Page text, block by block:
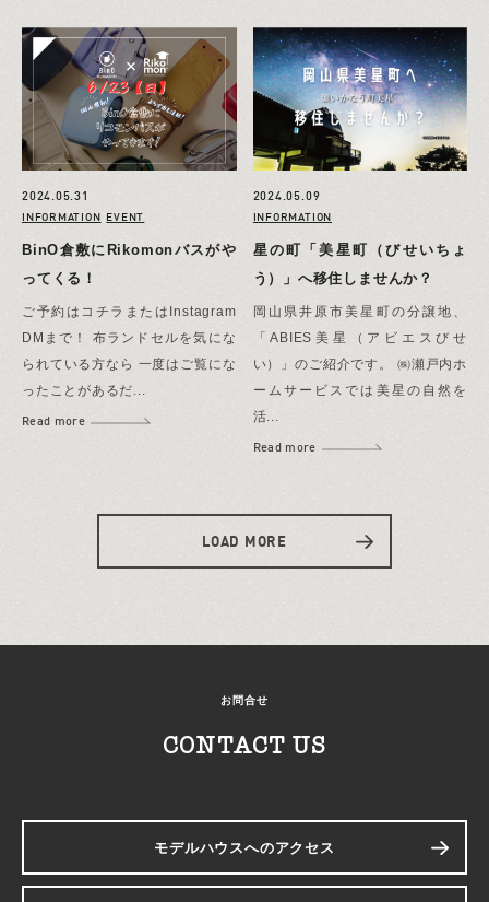
2024.05.31
INFORMATION EVENT
BinO倉敷にRikomonバスがや
ってくる！
ご予約はコチラまたはInstagram
DMまで！ 布ランドセルを気にな
られている方なら 一度はご覧にな
ったことがあるだ...
Read more
2024.05.09
INFORMATION
星の町「美星町（びせいちょ
う）」へ移住しませんか？
岡山県井原市美星町の分譲地、
「ABIES美星（アビエスびせ
い）」のご紹介です。 ㈱瀬戸内ホ
ームサービスでは美星の自然を
活...
Read more
LOAD MORE
お問合せ
CONTACT US
モデルハウスへのアクセス